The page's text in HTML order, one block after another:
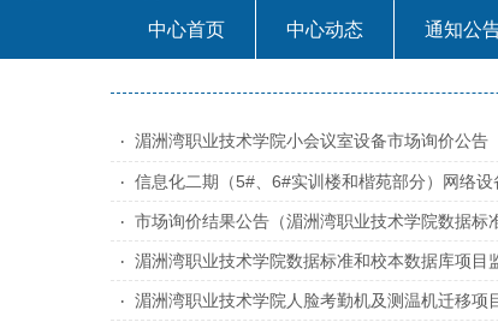
中心首页 中心动态 通知公
湄洲湾职业技术学院小会议室设备市场询价公告
信息化二期（5#、6#实训楼和楷苑部分）网络
市场询价结果公告（湄洲湾职业技术学院数据标
湄洲湾职业技术学院数据标准和校本数据库项目
湄洲湾职业技术学院人脸考勤机及测温机迁移项